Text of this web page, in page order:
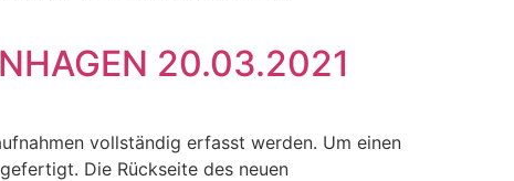
20.03.2021
vollständig erfasst werden. Um einen
Die Rückseite des neuen